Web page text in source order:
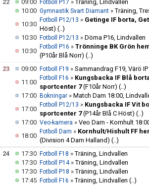
22
09:00 Fotboll P17 »Träning, Lindvallen
10:00 Gymnastik Svart Diamant »Träning,
10:30
Fotboll P12/13 » Getinge IF borta,
Höst) (..)
10:30 Fotboll P12/13 » Döma P16, Lindvallen
10:30
Fotboll P16 » Trönninge BK Grön
(P10år Blå Norr) (..)
23
09:00 Fotboll F19 » Sammandrag F19, Värö IP
11:00
Fotboll F16 » Kungsbacka IF Blå
sportcenter 7(F10år Norr) (..)
17:00 Bokningar » Match Dam 18:00,
17:00
Fotboll P12/13 » Kungsbacka IF Vit
sportcenter 7(P14år Blå C Höst) (..)
17:00 Veo-kamera » Veo Dam - Kornhult
18:00
Fotboll Dam » Kornhult/Hishult FF
(Division 4 Dam Halland) (..)
24 17:30 Fotboll F18 »Träning, Lindvallen
17:30 Fotboll P14»Träning, Lindvallen
17:30 Fotboll P18 »Träning, Lindvallen
17:45 Fotboll F16 »Träning, Lindvallen (..)